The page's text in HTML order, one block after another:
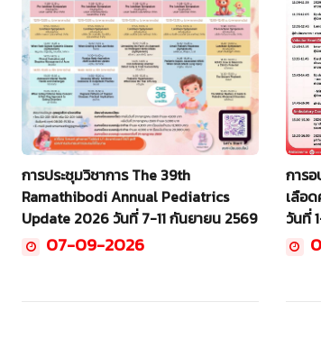
การประชุมวิชาการ The 39th
Ramathibodi Annual Pediatrics
Update 2026 วันที่ 7-11 กันยายน 2569
07-09-2026
การอ
เลือ
วันที่